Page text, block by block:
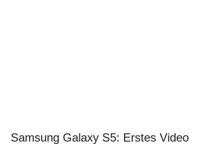
Samsung Galaxy S5: Erstes Video